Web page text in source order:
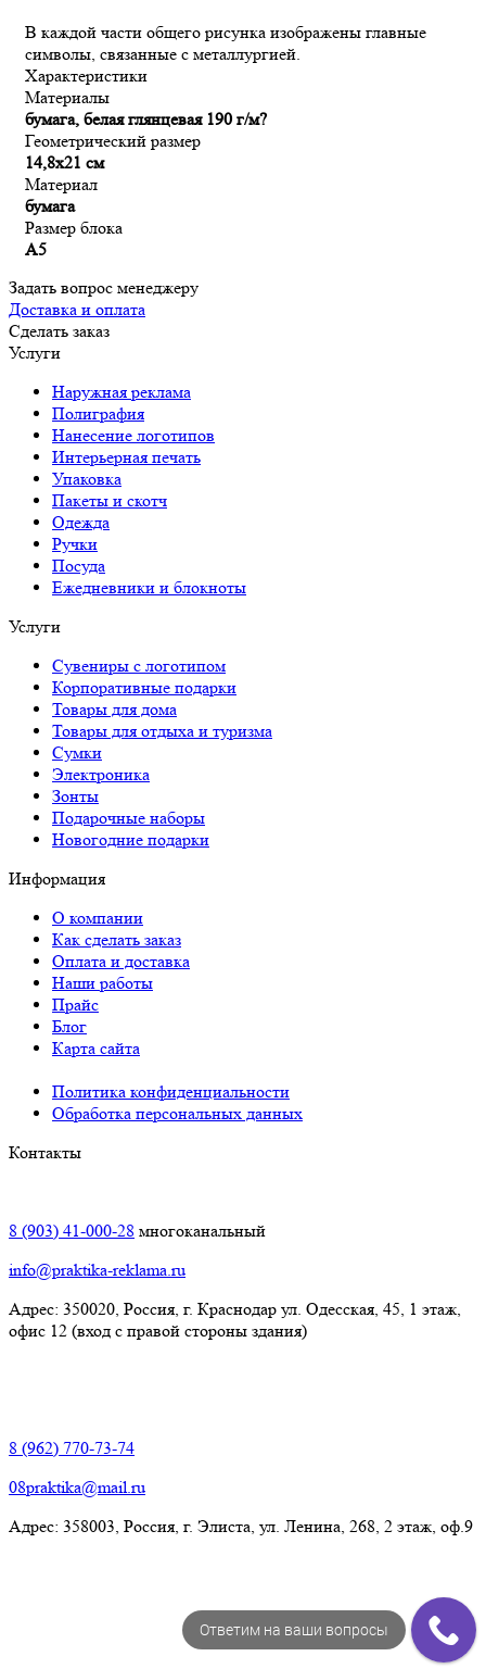
В каждой части общего рисунка изображены главные
символы, связанные с металлургией.
Характеристики
Материалы
бумага, белая глянцевая 190 г/м?
Геометрический размер
14,8x21 см
Материал
бумага
Размер блока
А5
Задать вопрос менеджеру
Доставка и оплата
Сделать заказ
Услуги
Наружная реклама
Полиграфия
Нанесение логотипов
Интерьерная печать
Упаковка
Пакеты и скотч
Одежда
Ручки
Посуда
Ежедневники и блокноты
Услуги
Сувениры с логотипом
Корпоративные подарки
Товары для дома
Товары для отдыха и туризма
Сумки
Электроника
Зонты
Подарочные наборы
Новогодние подарки
Информация
О компании
Как сделать заказ
Оплата и доставка
Наши работы
Прайс
Блог
Карта сайта
Политика конфиденциальности
Обработка персональных данных
Контакты
8 (903) 41-000-28 многоканальный
info@praktika-reklama.ru
Адрес: 350020, Россия, г. Краснодар ул. Одесская, 45, 1 этаж,
офис 12 (вход с правой стороны здания)
8 (962) 770-73-74
08praktika@mail.ru
Адрес:​ 358003, Россия, г. Элиста, ул. Ленина, 268, 2 этаж, оф.9
© Рекламно-производственная компания "Практика" 2009-
Ответим на ваши вопросы